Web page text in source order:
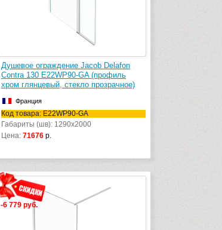
Душевое ограждение Jacob Delafon
Contra 130 E22WP90-GA (профиль
хром глянцевый, стекло прозрачное)
Франция
Код товара: E22WP90-GA
Габариты (шв): 1290x2000
Цена: 71676 р.
-6 779 руб.